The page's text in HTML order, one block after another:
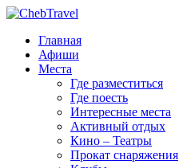
Главная
Афиши
Места
Где разместиться
Где поесть
Интересные места
Активный отдых
Кино – Театры
Прокат снаряжения